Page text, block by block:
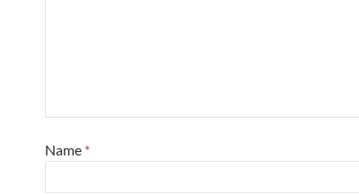
Name *